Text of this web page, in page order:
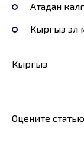
Атадан
Кыргыз эл
Кыргыз
Оцените статью